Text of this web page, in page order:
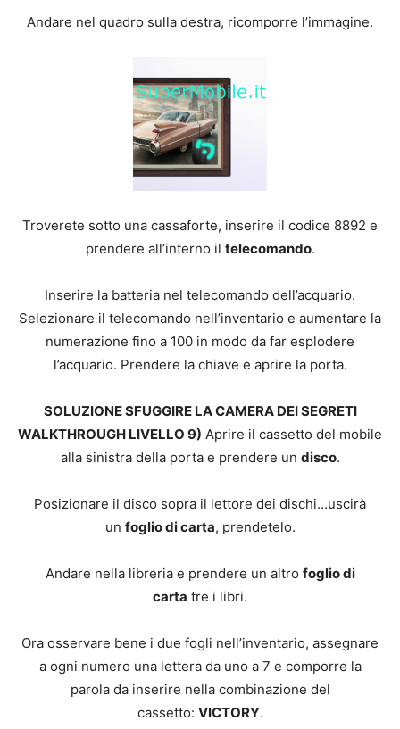
Andare nel quadro sulla destra, ricomporre l’immagine.
Troverete sotto una cassaforte, inserire il codice 8892 e
prendere all’interno il telecomando.
Inserire la batteria nel telecomando dell’acquario.
Selezionare il telecomando nell’inventario e aumentare la
numerazione fino a 100 in modo da far esplodere
l’acquario. Prendere la chiave e aprire la porta.
SOLUZIONE SFUGGIRE LA CAMERA DEI SEGRETI
WALKTHROUGH LIVELLO 9) Aprire il cassetto del mobile
alla sinistra della porta e prendere un disco.
Posizionare il disco sopra il lettore dei dischi…uscirà
un foglio di carta, prendetelo.
Andare nella libreria e prendere un altro foglio di
carta tre i libri.
Ora osservare bene i due fogli nell’inventario, assegnare
a ogni numero una lettera da uno a 7 e comporre la
parola da inserire nella combinazione del
cassetto: VICTORY.